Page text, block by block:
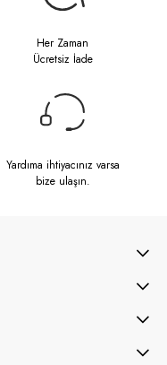
Her Zaman
Ücretsiz İade
Yardıma ihtiyacınız varsa
bize ulaşın.